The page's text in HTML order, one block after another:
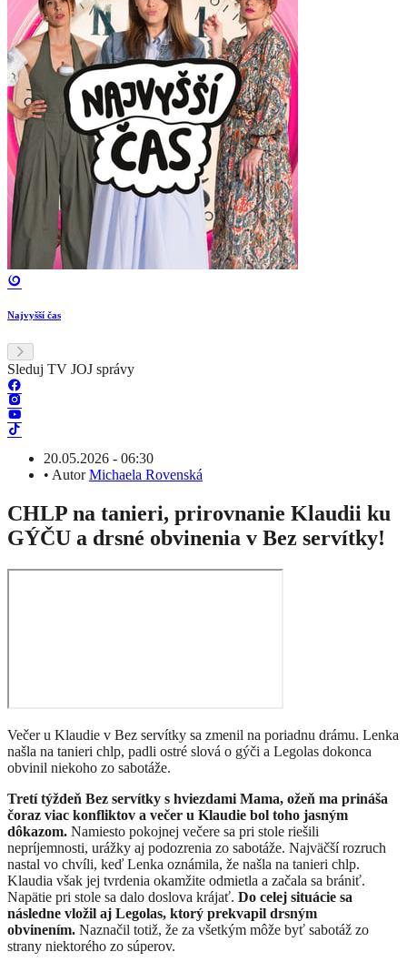
Najvyšší čas
Sleduj TV JOJ správy
20.05.2026 - 06:30
• AutorMichaela Rovenská
CHLP na tanieri, prirovnanie Klaudii ku
GÝČU a drsné obvinenia v Bez servítky!
Večer u Klaudie v Bez servítky sa zmenil na poriadnu drámu. Lenka
našla na tanieri chlp, padli ostré slová o gýči a Legolas dokonca
obvinil niekoho zo sabotáže.
Tretí týždeň Bez servítky s hviezdami Mama, ožeň ma prináša
čoraz viac konfliktov a večer u Klaudie bol toho jasným
dôkazom. Namiesto pokojnej večere sa pri stole riešili
nepríjemnosti, urážky aj podozrenia zo sabotáže. Najväčší rozruch
nastal vo chvíli, keď Lenka oznámila, že našla na tanieri chlp.
Klaudia však jej tvrdenia okamžite odmietla a začala sa brániť.
Napätie pri stole sa dalo doslova krájať. Do celej situácie sa
následne vložil aj Legolas, ktorý prekvapil drsným
obvinením. Naznačil totiž, že za všetkým môže byť sabotáž zo
strany niektorého zo súperov.